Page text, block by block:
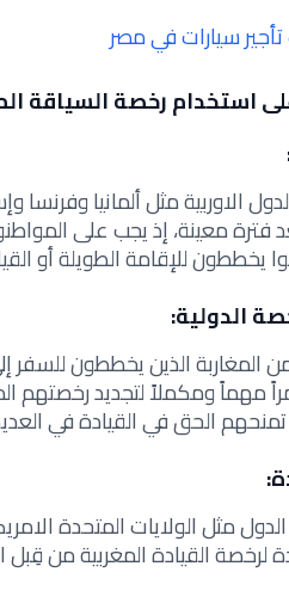
سيارات في مصر
استخدام رخصة السياقة
الاوربية مثل ألمانيا وفرنسا
فترة معينة، إذ يجب على
يخططون للإقامة الطويلة أو
الدولية:
المغاربة الذين يخططون
مهماً ومكملاً لتجديد رخصتهم
تمنحهم الحق في القيادة في
مثل الولايات المتحدة
القيادة المغربية من قِبل